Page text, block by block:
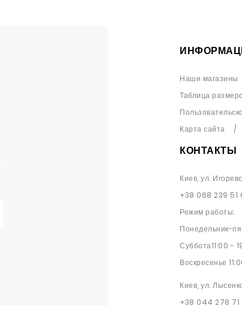
Наши магазины
Таблица
Карта сайта
КОНТАКТЫ
Киев, ул.
+38 068 239 51
Режим работы:
Понедельник-
Суббота11:00 -
Воскресенье
Киев, ул.
+38 044 278